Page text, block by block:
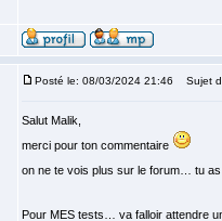
Posté le: 08/03/2024 21:46 Sujet
Salut Malik,
merci pour ton commentaire
on ne te vois plus sur le forum… tu
Pour MES tests… va falloir attendre